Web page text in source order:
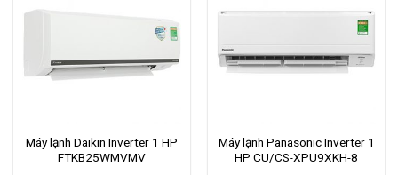
Máy lạnh Daikin Inverter 1 HP
FTKB25WMVMV
Máy lạnh Panasonic Inverter 1
HP CU/CS-XPU9XKH-8